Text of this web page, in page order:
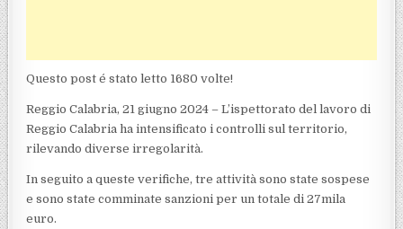
Questo post é stato letto 1680 volte!
Reggio Calabria, 21 giugno 2024 – L’ispettorato del lavoro di
Reggio Calabria ha intensificato i controlli sul territorio,
rilevando diverse irregolarità.
In seguito a queste verifiche, tre attività sono state sospese
e sono state comminate sanzioni per un totale di 27mila
euro.